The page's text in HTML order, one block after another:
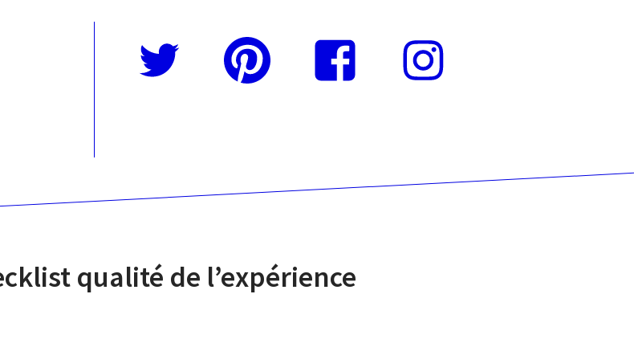
Pinterest
qualité de l’expérience